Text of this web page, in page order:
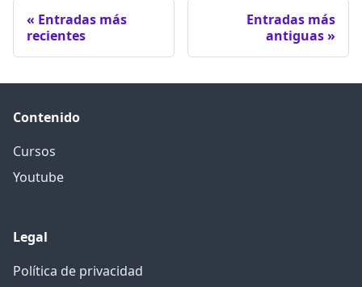
Entradas más
recientes
Entradas más
antiguas
Contenido
Cursos
Youtube
Legal
Política de privacidad